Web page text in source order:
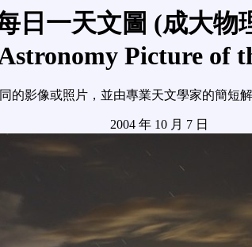
日一天文圖 (成大物
Picture of
的影像或照片，並由專業天文學家的簡短
2004 年 10 月 7 日